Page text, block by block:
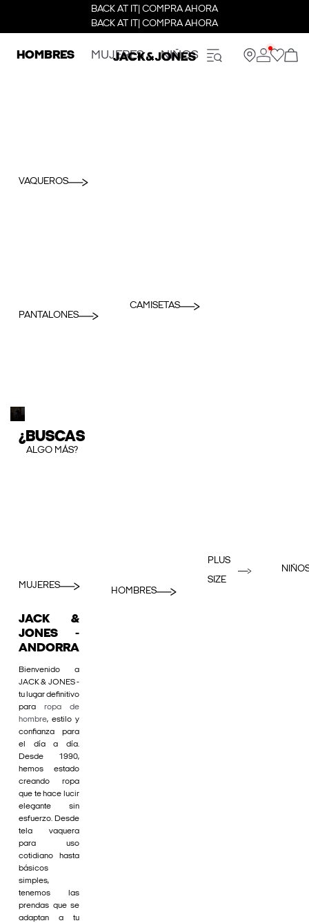
BACK AT IT| COMPRA AHORA
BACK AT IT| COMPRA AHORA
HOMBRES MUJERES NIÑOS
VAQUEROS
PANTALONES
CAMISETAS
¿BUSCAS
ALGO MÁS?
MUJERES
HOMBRES
PLUS
SIZE
JACK &
JONES -
ANDORRA
Bienvenido a
JACK & JONES -
tu lugar definitivo
para ropa de
hombre, estilo y
confianza para
el día a día.
Desde 1990,
hemos estado
creando ropa
que te hace lucir
elegante sin
esfuerzo. Desde
tela vaquera
para uso
cotidiano hasta
básicos
simples,
tenemos las
prendas que se
adaptan a tu